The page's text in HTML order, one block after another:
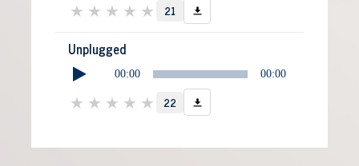
Player
★ ★ ★ ★ ★ 21
Unplugged
Audio-
Player
00:00 00:00
★ ★ ★ ★ ★ 22